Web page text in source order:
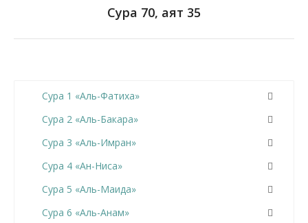
Сура 70, аят 35
Сура 1 «Аль-Фатиха»
Сура 2 «Аль-Бакара»
Сура 3 «Аль-Имран»
Сура 4 «Ан-Ниса»
Сура 5 «Аль-Маида»
Сура 6 «Аль-Анам»